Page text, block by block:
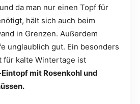
da man nur einen Topf für
hält sich auch beim
in Grenzen. Außerdem
unglaublich gut. Ein besonders
für kalte Wintertage ist
mit Rosenkohl und